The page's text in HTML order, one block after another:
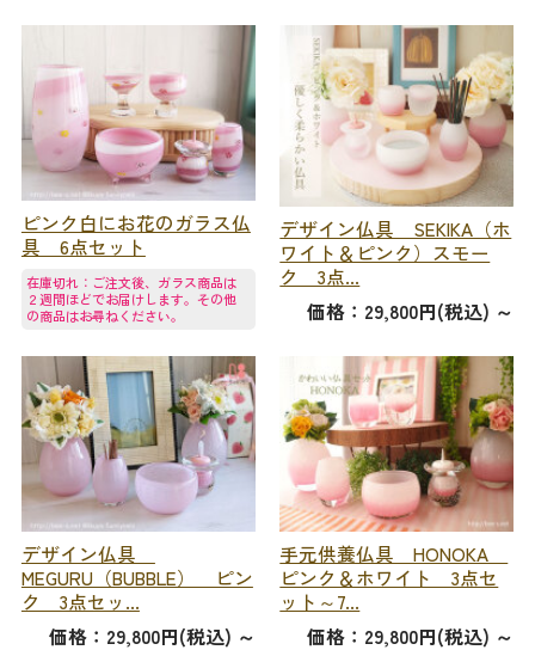
ピンク白にお花のガラス仏
具 6点セット
在庫切れ：ご注文後、ガラス商品は
２週間ほどでお届けします。その他
の商品はお尋ねください。
デザイン仏具 SEKIKA（ホ
ワイト＆ピンク）スモー
ク 3点...
価格：29,800円(税込) ～
デザイン仏具
MEGURU（BUBBLE） ピン
ク 3点セッ...
価格：29,800円(税込) ～
手元供養仏具 HONOKA
ピンク＆ホワイト 3点セ
ット～7...
価格：29,800円(税込) ～